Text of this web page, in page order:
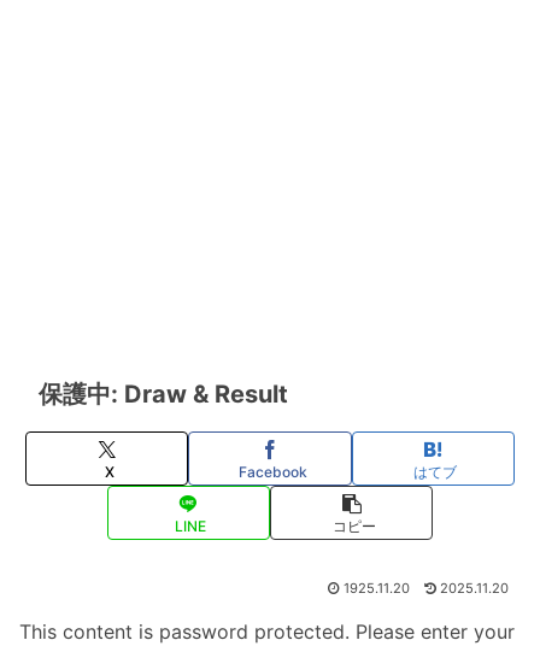
保護中: Draw & Result
X Facebook はてブ
LINE コピー
1925.11.20 2025.11.20
This content is password protected. Please enter your